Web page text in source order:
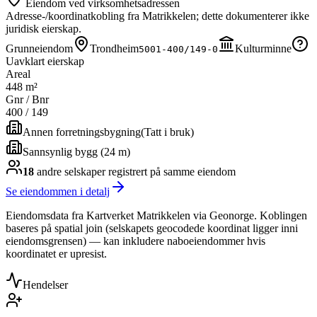
Eiendom ved virksomhetsadressen
Adresse-/koordinatkobling fra Matrikkelen; dette dokumenterer ikke
juridisk eierskap.
Grunneiendom
Trondheim5001-400/149-0
Kulturminne
Uavklart eierskap
Areal
448 m²
Gnr / Bnr
400 / 149
Annen forretningsbygning(Tatt i bruk)
Sannsynlig bygg (24 m)
18 andre selskaperregistrert på samme eiendom
Se eiendommen i detalj
Eiendomsdata fra Kartverket Matrikkelen via Geonorge. Koblingen
baseres på spatial join (selskapets geocodede koordinat ligger inni
eiendomsgrensen) — kan inkludere naboeiendommer hvis
koordinatet er upresist.
Hendelser